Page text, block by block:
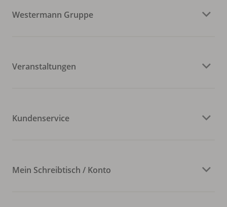
Westermann Gruppe
Veranstaltungen
Kundenservice
Mein Schreibtisch / Konto